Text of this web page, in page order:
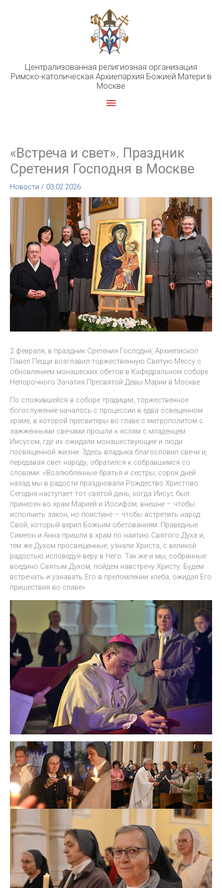
Централизованная религиозная организация
Римско-католическая Архиепархия Божией Матери в
Москве
Главное
«Встреча и свет». Праздник
Сретения Господня в Москве
Новости / 03.02.2026
2 февраля, в праздник Сретения Господня, Архиепископ
Павел Пецци возглавил торжественную Святую Мессу с
обновлением монашеских обетов в Кафедральном соборе
Непорочного Зачатия Пресвятой Девы Марии в Москве.
По сложившейся в соборе традиции, торжественное
богослужение началось с процессии в едва освещенном
храме, в которой пресвитеры во главе с митрополитом с
зажженными свечами прошли к яслям с младенцем
Иисусом, где их ожидали монашествующие и люди
посвященной жизни. Здесь владыка благословил свечи и,
передавая свет народу, обратился к собравшимся со
словами: «Возлюбленные братья и сестры, сорок дней
назад мы в радости праздновали Рождество Христово.
Сегодня наступает тот святой день, когда Иисус был
принесен во храм Марией и Иосифом, внешне – чтобы
исполнить закон, но поистине – чтобы встретить народ
Свой, который верил Божьим обетованиям. Праведные
Симеон и Анна пришли в храм по наитию Святого Духа и,
тем же Духом просвещенные, узнали Христа, с великой
радостью исповедуя веру в Него. Так же и мы, собранные
воедино Святым Духом, пойдем навстречу Христу. Будем
встречать и узнавать Его в преломлении хлеба, ожидая Его
пришествия во славе».